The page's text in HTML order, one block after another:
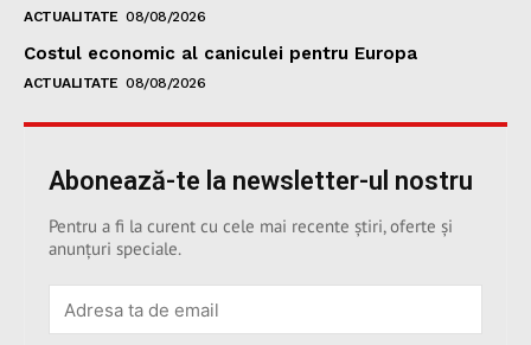
ACTUALITATE 08/08/2026
Costul economic al caniculei pentru Europa
ACTUALITATE 08/08/2026
Abonează-te la newsletter-ul nostru
Pentru a fi la curent cu cele mai recente știri, oferte și
anunțuri speciale.